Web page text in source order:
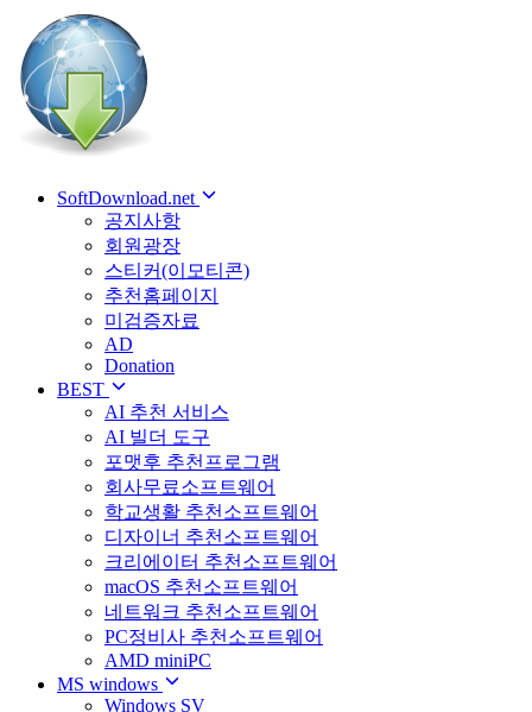
SoftDownload.net
공지사항
회원광장
스티커(이모티콘)
추천홈페이지
미검증자료
AD
Donation
BEST
AI 추천 서비스
AI 빌더 도구
포맷후 추천프로그램
회사무료소프트웨어
학교생활 추천소프트웨어
디자이너 추천소프트웨어
크리에이터 추천소프트웨어
macOS 추천소프트웨어
네트워크 추천소프트웨어
PC정비사 추천소프트웨어
AMD miniPC
MS windows
Windows SV